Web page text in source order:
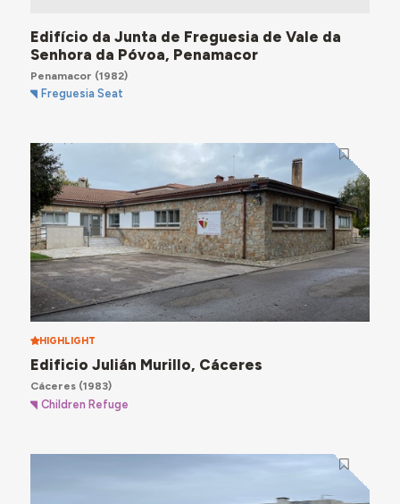
Edifício da Junta de Freguesia de Vale da
Senhora da Póvoa, Penamacor
Penamacor (1982)
Freguesia Seat
HIGHLIGHT
Edificio Julián Murillo, Cáceres
Cáceres(1983)
Children Refuge